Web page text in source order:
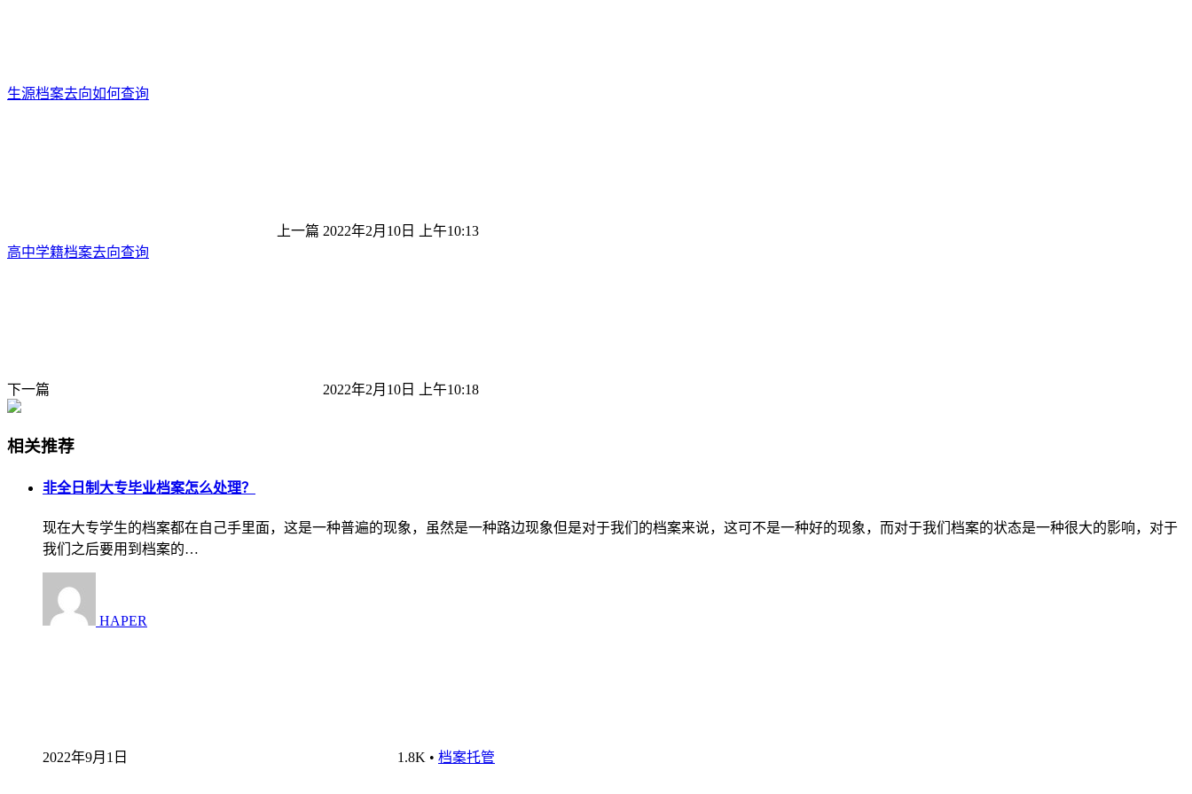
生源档案去向如何查询
上一篇 2022年2月10日 上午10:13
高中学籍档案去向查询
下一篇 2022年2月10日 上午10:18
相关推荐
非全日制大专毕业档案怎么处理？
现在大专学生的档案都在自己手里面，这是一种普遍的现象，虽然是一种路边现象但是对于我们的档案来说，这可不是一种好的现象，而对于我们档案的状态是一种很大的影响，对于
我们之后要用到档案的…
HAPER
2022年9月1日 1.8K • 档案托管